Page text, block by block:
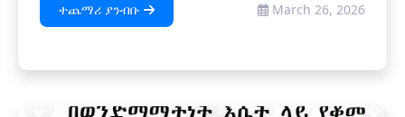
ተጨማሪ ያንብቡ March 26, 2026